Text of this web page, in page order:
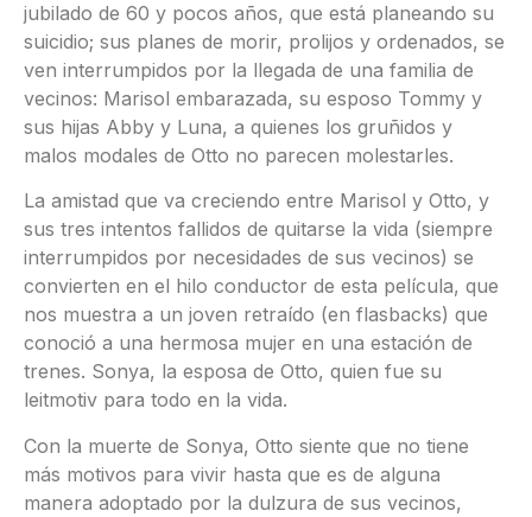
jubilado de 60 y pocos años, que está planeando su
suicidio; sus planes de morir, prolijos y ordenados, se
ven interrumpidos por la llegada de una familia de
vecinos: Marisol embarazada, su esposo Tommy y
sus hijas Abby y Luna, a quienes los gruñidos y
malos modales de Otto no parecen molestarles.
La amistad que va creciendo entre Marisol y Otto, y
sus tres intentos fallidos de quitarse la vida (siempre
interrumpidos por necesidades de sus vecinos) se
convierten en el hilo conductor de esta película, que
nos muestra a un joven retraído (en flasbacks) que
conoció a una hermosa mujer en una estación de
trenes. Sonya, la esposa de Otto, quien fue su
leitmotiv para todo en la vida.
Con la muerte de Sonya, Otto siente que no tiene
más motivos para vivir hasta que es de alguna
manera adoptado por la dulzura de sus vecinos,